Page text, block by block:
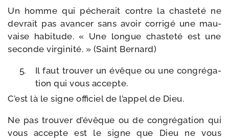
Un homme qui péche­rait contre la chas­te­té ne
devrait pas avan­cer sans avoir cor­ri­gé une mau­
vaise habi­tude. « Une longue chas­te­té est une
seconde vir­gi­ni­té. » (Saint Bernard)
Il faut trou­ver un évêque ou une congré­ga­
tion qui vous accepte.
C’est là le signe offi­ciel de l’appel de Dieu.
Ne pas trou­ver d’évêque ou de congré­ga­tion qui
vous accepte est le signe que Dieu ne vous